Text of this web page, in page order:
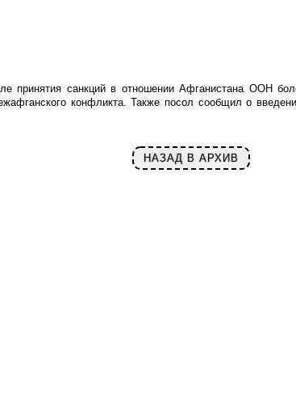
принятия санкций в отношении Афганистана ООН
конфликта. Также посол сообщил о
НАЗАД В АРХИВ